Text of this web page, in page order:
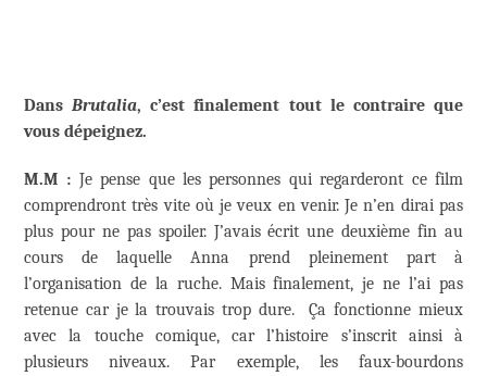
Dans Brutalia, c’est finalement tout le contraire que
vous dépeignez.
M.M : Je pense que les personnes qui regarderont ce film
comprendront très vite où je veux en venir. Je n’en dirai pas
plus pour ne pas spoiler. J’avais écrit une deuxième fin au
cours de laquelle Anna prend pleinement part à
l’organisation de la ruche. Mais finalement, je ne l’ai pas
retenue car je la trouvais trop dure. Ça fonctionne mieux
avec la touche comique, car l’histoire s’inscrit ainsi à
plusieurs niveaux. Par exemple, les faux-bourdons